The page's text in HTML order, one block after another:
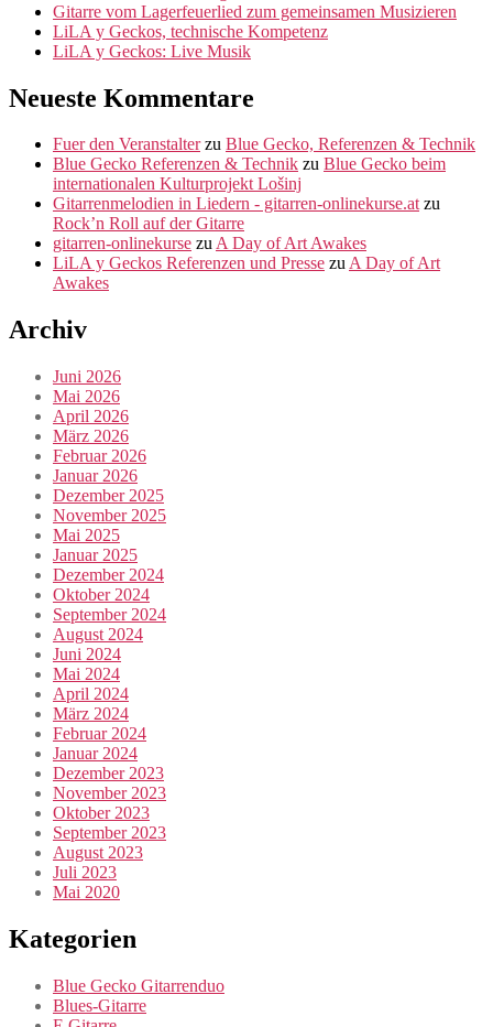
Gitarre vom Lagerfeuerlied zum gemeinsamen Musizieren
LiLA y Geckos, technische Kompetenz
LiLA y Geckos: Live Musik
Neueste Kommentare
Fuer den Veranstalterzu Blue Gecko, Referenzen & Technik
Blue Gecko Referenzen & Technik zu Blue Gecko beim
internationalen Kulturprojekt Lošinj
Gitarrenmelodien in Liedern - gitarren-onlinekurse.atzu
Rock’n Roll auf der Gitarre
gitarren-onlinekurse zuA Day of Art Awakes
LiLA y Geckos Referenzen und Presse zuA Day of Art
Awakes
Archiv
Juni 2026
Mai 2026
April 2026
März 2026
Februar 2026
Januar 2026
Dezember 2025
November 2025
Mai 2025
Januar 2025
Dezember 2024
Oktober 2024
September 2024
August 2024
Juni 2024
Mai 2024
April 2024
März 2024
Februar 2024
Januar 2024
Dezember 2023
November 2023
Oktober 2023
September 2023
August 2023
Juli 2023
Mai 2020
Kategorien
Blue Gecko Gitarrenduo
Blues-Gitarre